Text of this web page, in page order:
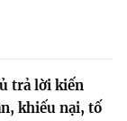
trả lời kiến
khiếu nại, tố